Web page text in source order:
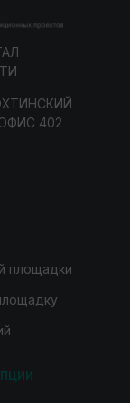
402
площадки